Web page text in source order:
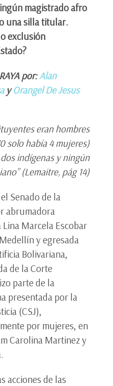
magistrado afro
una silla titular.
exclusión
por:Alan
yOrangel De Jesus
eran hombres
solo había 4 mujeres)
indígenas y ningún
(Lemaitre, pág 14)
Senado de la
abrumadora
Marcela Escobar
y egresada
Bolivariana,
de la Corte
parte de la
presentada por la
(CSJ),
por mujeres, en
Carolina Martinez y
acciones de las